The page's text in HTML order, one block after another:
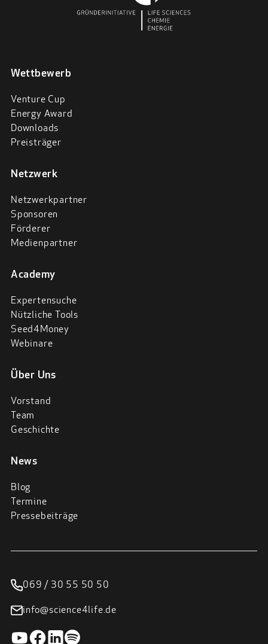
Wettbewerb
Venture Cup
Energy Award
Downloads
Preisträger
Netzwerk
Netzwerkpartner
Sponsoren
Förderer
Medienpartner
Academy
Expertensuche
Nützliche Tools
Seed4Money
Webinare
Über Uns
Vorstand
Team
Geschichte
News
Blog
Termine
Pressebeiträge
069 / 30 55 50 50
info@science4life.de